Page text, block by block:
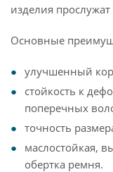
изделия
Основные
улучшенный
стойкость к
поперечных
точность
маслостойкая,
обертка ремня.